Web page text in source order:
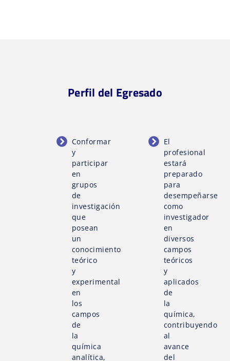
Perfil del Egresado
Conformar
y
participar
en
grupos
de
investigación
que
posean
un
conocimiento
teórico
y
experimental
en
los
campos
de
la
química
analítica,
El
profesional
estará
preparado
para
desempeñarse
como
investigador
en
diversos
campos
teóricos
y
aplicados
de
la
química,
contribuyendo
al
avance
del